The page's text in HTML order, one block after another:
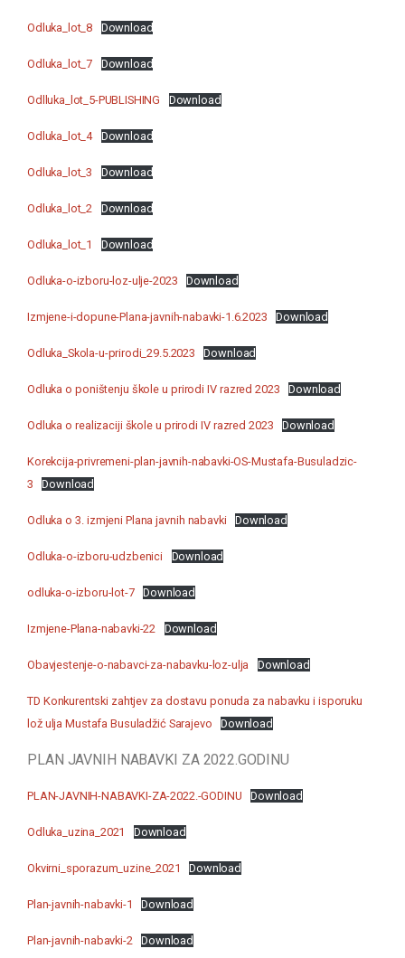
Odluka_lot_8 Download
Odluka_lot_7 Download
Odlluka_lot_5-PUBLISHING Download
Odluka_lot_4 Download
Odluka_lot_3 Download
Odluka_lot_2 Download
Odluka_lot_1 Download
Odluka-o-izboru-loz-ulje-2023 Download
Izmjene-i-dopune-Plana-javnih-nabavki-1.6.2023 Download
Odluka_Skola-u-prirodi_29.5.2023 Download
Odluka o poništenju škole u prirodi IV razred 2023 Download
Odluka o realizaciji škole u prirodi IV razred 2023 Download
Korekcija-privremeni-plan-javnih-nabavki-OS-Mustafa-Busuladzic-
3
Download
Odluka o 3. izmjeni Plana javnih nabavki Download
Odluka-o-izboru-udzbenici Download
odluka-o-izboru-lot-7 Download
Izmjene-Plana-nabavki-22 Download
Obavjestenje-o-nabavci-za-nabavku-loz-ulja Download
TD Konkurentski zahtjev za dostavu ponuda za nabavku i isporuku
lož ulja Mustafa Busuladžić Sarajevo
Download
PLAN JAVNIH NABAVKI ZA 2022.GODINU
PLAN-JAVNIH-NABAVKI-ZA-2022.-GODINU Download
Odluka_uzina_2021 Download
Okvirni_sporazum_uzine_2021 Download
Plan-javnih-nabavki-1 Download
Plan-javnih-nabavki-2 Download